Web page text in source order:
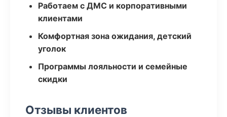
Работаем с ДМС и корпоративными
клиентами
Комфортная зона ожидания, детский
уголок
Программы лояльности и семейные
скидки
Отзывы клиентов